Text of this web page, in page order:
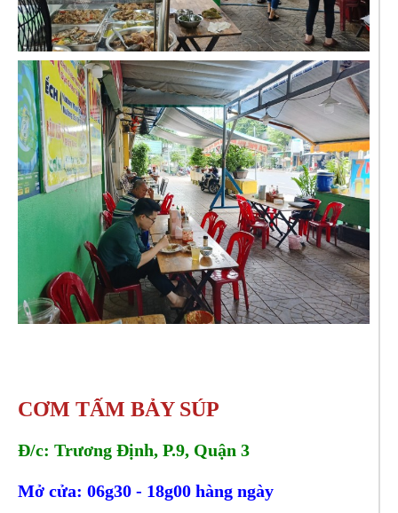
CƠM TẤM BẢY SÚP
Đ/c: Trương Định, P.9, Quận 3
Mở cửa: 06g30 - 18g00 hàng ngày